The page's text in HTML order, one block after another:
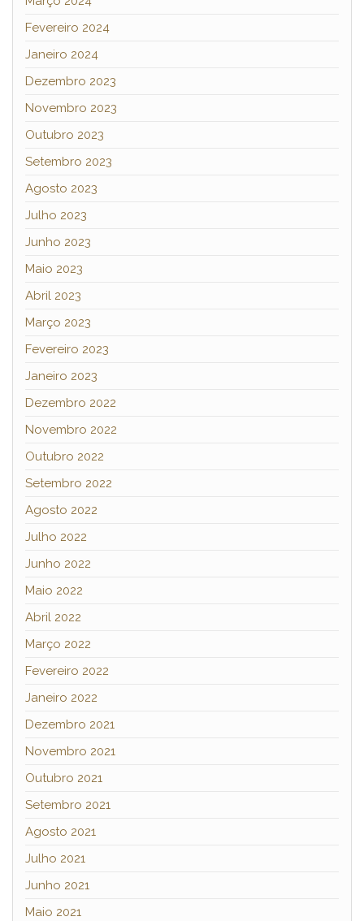
Fevereiro 2024
Janeiro 2024
Dezembro 2023
Novembro 2023
Outubro 2023
Setembro 2023
Agosto 2023
Julho 2023
Junho 2023
Maio 2023
Abril 2023
Março 2023
Fevereiro 2023
Janeiro 2023
Dezembro 2022
Novembro 2022
Outubro 2022
Setembro 2022
Agosto 2022
Julho 2022
Junho 2022
Maio 2022
Abril 2022
Março 2022
Fevereiro 2022
Janeiro 2022
Dezembro 2021
Novembro 2021
Outubro 2021
Setembro 2021
Agosto 2021
Julho 2021
Junho 2021
Maio 2021